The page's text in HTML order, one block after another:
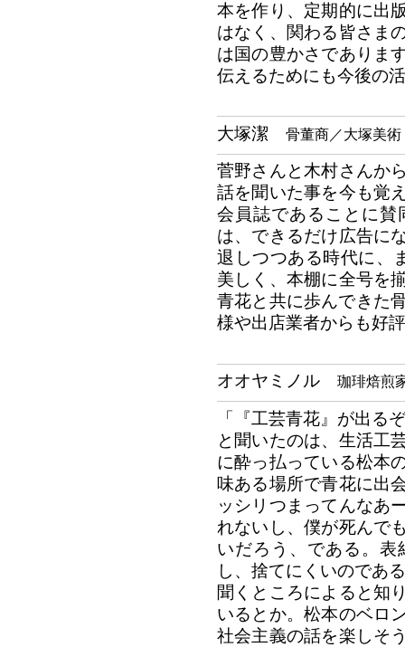
本を作り、定期的に出
はなく、関わる皆さま
は国の豊かさでありま
伝えるためにも今後の
大塚潔 骨董商／大塚美術
菅野さんと木村さんか
話を聞いた事を今も覚
会員誌であることに
は、できるだけ広告に
退しつつある時代に、
美しく、本棚に全号を
青花と共に歩んできた
様や出店業者からも好
オオヤミノル 珈琲焙煎
「『工芸青花』が出
と聞いたのは、生活工
に酔っ払っている松本
味ある場所で青花に出
ッシリつまってんなあ
れないし、僕が死んで
いだろう、である。
し、捨てにくいのであ
聞くところによると知
いるとか。松本のベロ
社会主義の話を楽しそ